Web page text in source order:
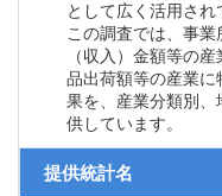
として広く活用され
この調査では、事
（収入）金額等の
品出荷額等の産業
果を、産業分類別、
供しています。
提供統計名